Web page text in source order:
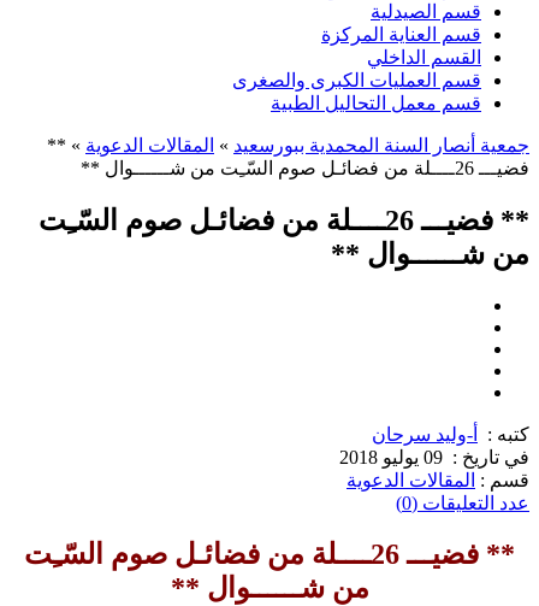
قسم الصيدلية
قسم العناية المركزة
القسم الداخلي
قسم العمليات الكبرى والصغرى
قسم معمل التحاليل الطبية
جمعية أنصار السنة المحمدية ببورسعيد » المقالات الدعوية » **
فضيـــ 26ــــلة من فضائـل صوم السّـِت من شــــــوال **
** فضيـــ 26ــــلة من فضائـل صوم السّـِت
من شــــــوال **
كتبه :
أ-وليد سرحان
في تاريخ : 09 يوليو 2018
قسم : المقالات الدعوية
عدد التعليقات (0)
** فضيـــ 26ــــلة من فضائـل صوم السّـِت
من شــــــوال **